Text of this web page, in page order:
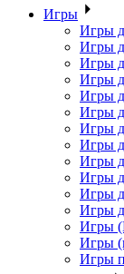
Игры
Игры
Игры
Игры
Игры
Игры
Игры
Игры
Игры
Игры
Игры
Игры
Игры
Игры
Игры
Игры